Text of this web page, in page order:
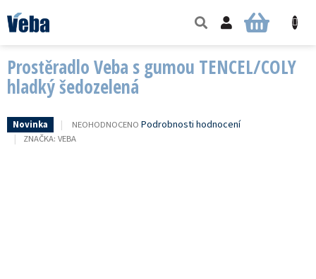
na
obsah
NÁKUPNÍ
Prostěradlo Veba s gumou TENCEL/COLY
hladký šedozelená
Novinka
PRŮMĚRNÉ
HODNOCENÍ
NEOHODNOCENO Podrobnosti hodnocení
ZNAČKA: VEBA